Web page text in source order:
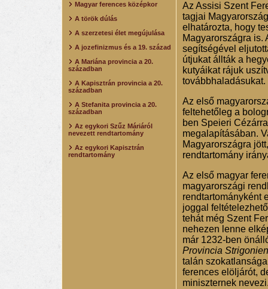
Magyar ferences középkor
A török dúlás
A szerzetesi élet megújulása
A jozefinizmus és a 19. század
A Mariána provincia a 20.
században
A Kapisztrán provincia a 20.
században
A Stefanita provincia a 20.
században
Az egykori Szűz Máriáról
nevezett rendtartomány
Az egykori Kapisztrán
rendtartomány
Az Assisi Szent
tagjai
elhatározta, hogy
Magyarországra is.
segítségével
útjukat állták a
kutyáikat rájuk
továbbhaladásukat.
Az első
feltehetőleg a
ben Speieri
megalapításában.
Magyarországra
rendtartomány
Az első magyar
magyarországi
rendtartományként
joggal
tehát még Szent
nehezen lenne
már 1232-ben
Provincia
talán
ferences elöljárót,
miniszternek